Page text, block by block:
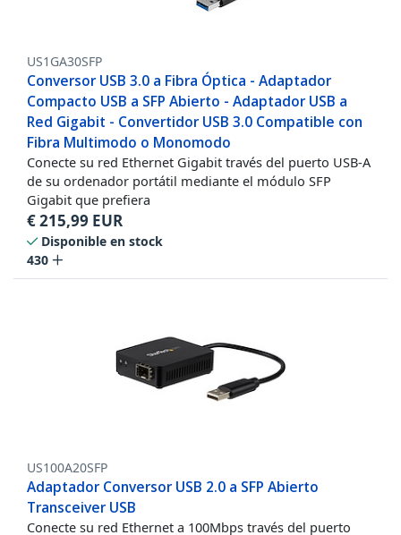
US1GA30SFP
Conversor USB 3.0 a Fibra Óptica - Adaptador
Compacto USB a SFP Abierto - Adaptador USB a
Red Gigabit - Convertidor USB 3.0 Compatible con
Fibra Multimodo o Monomodo
Conecte su red Ethernet Gigabit través del puerto USB-A
de su ordenador portátil mediante el módulo SFP
Gigabit que prefiera
€215,99 EUR
Disponible en stock
430
US100A20SFP
Adaptador Conversor USB 2.0 a SFP Abierto
Transceiver USB
Conecte su red Ethernet a 100Mbps través del puerto